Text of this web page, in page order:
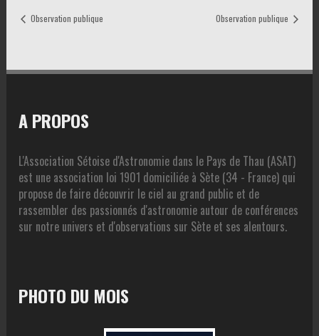
Observation publique Observation publique
A PROPOS
L'Association Sétoise d'Astronomie dans le Pays de Thau (ASAT)
est une association loi 1901 domiciliée à Sète (34 - France) qui
propose de faire découvrir le ciel au grand public et de
rassembler des passionnés d'astronomie autour de conférences
sur notre univers et d'observations sur Sète et ses alentours.
PHOTO DU MOIS